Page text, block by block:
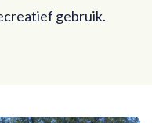
gebruik.